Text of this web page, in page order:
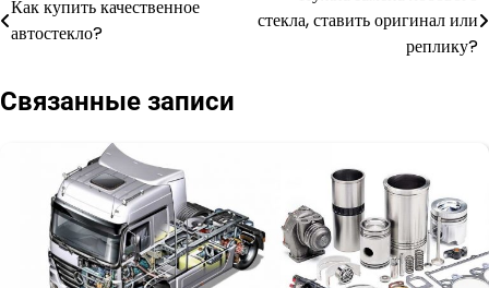
по
Как купить качественное
автостекло?
стекла, ставить оригинал или
реплику?
Связанные записи